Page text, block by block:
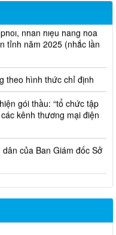
nhãn hiệu hàng hóa
tỉnh năm 2025 (nhắc lần
hình thức chỉ định
gói thầu: “tổ chức tập
kênh thương mại điện
của Ban Giám đốc Sở